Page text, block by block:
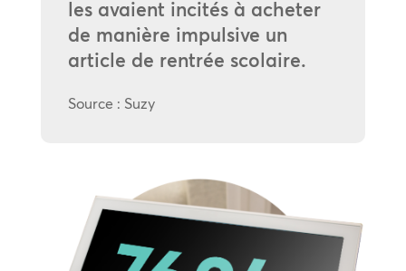
les avaient incités à acheter
de manière impulsive un
article de rentrée scolaire.
Source : Suzy